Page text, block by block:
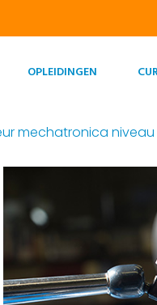
OPLEIDINGEN
mechatronica niveau